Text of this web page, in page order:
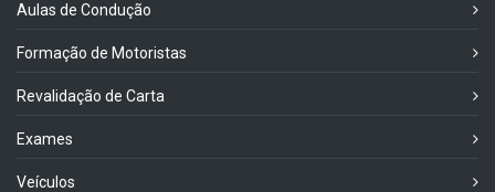
Aulas de Condução
Formação de Motoristas
Revalidação de Carta
Exames
Veículos